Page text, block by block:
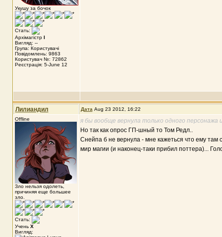
Укушу за бочок
Стать:
Архімагістр I
Вигляд: --
Група: Користувачі
Повідомлень: 9863
Користувач №: 72862
Реєстрація: 5-June 12
Лилиандил Дата Aug 23 2012, 16:22
Offline
Зло нельзя одолеть,
причиняя еще большее
зло.
Стать:
Учень X
Вигляд:
я бы вообще вернула только одного персонажа
Но так как опрос ГП-шный то Том Редл..
Снейпа б не вернула - мне кажеться что ему там
мир магии (и наконец-таки прибил поттера)...